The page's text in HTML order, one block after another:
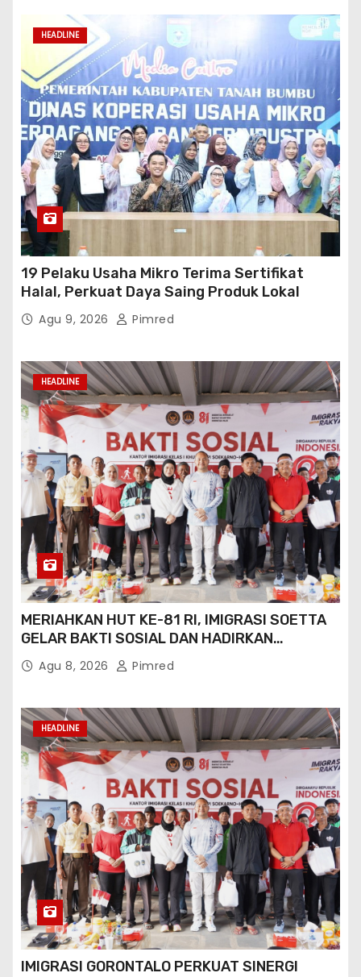
HEADLINE
19 Pelaku Usaha Mikro Terima Sertifikat
Halal, Perkuat Daya Saing Produk Lokal
Agu 9, 2026 Pimred
HEADLINE
MERIAHKAN HUT KE-81 RI, IMIGRASI SOETTA
GELAR BAKTI SOSIAL DAN HADIRKAN
LAYANAN PASPOR DI AKHIR PEKAN
Agu 8, 2026 Pimred
HEADLINE
IMIGRASI GORONTALO PERKUAT SINERGI